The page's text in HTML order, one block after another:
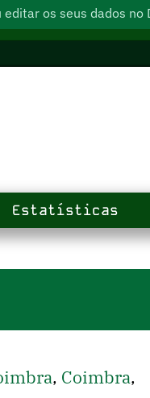
os seus dados no
Estatísticas
, Coimbra,